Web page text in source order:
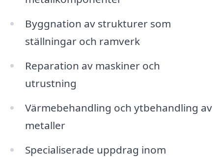
Byggnation av strukturer som
ställningar och ramverk
Reparation av maskiner och
utrustning
Värmebehandling och ytbehandling av
metaller
Specialiserade uppdrag inom